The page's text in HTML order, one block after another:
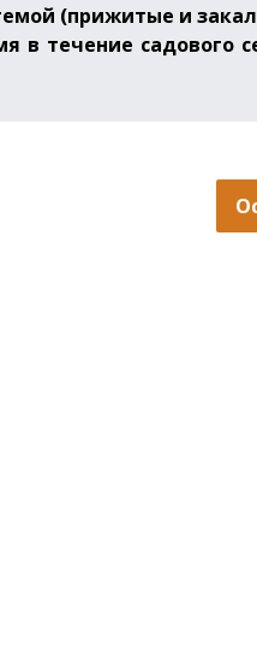
(прижитые и
в течение садового